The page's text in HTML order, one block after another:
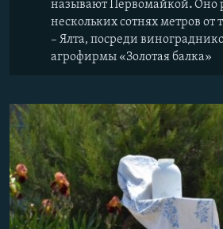
называют Первомайкой.Оно
нескольких сотнях метров от
– Ялта, посреди
агрофирмы «Золотая балка»